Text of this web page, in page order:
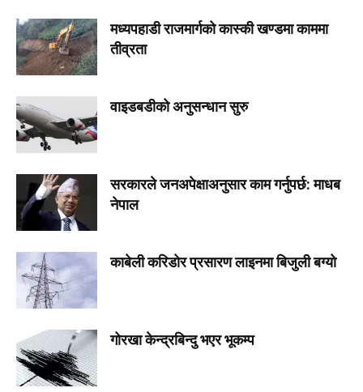
मध्यपहाडी राजमार्गको कास्की खण्डमा काममा
तीव्रता
वाइडबडीको अनुसन्धान सुरु
सरकारले जनअपेक्षाअनुसार काम गर्नुपर्छ: माधब
नेपाल
काबेली करिडोर प्रसारण लाइनमा बिजुली बग्यो
गोरखा केन्द्रबिन्दु भएर भूकम्प